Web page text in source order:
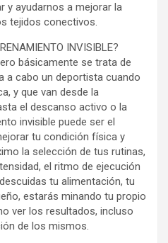
y ayudarnos a mejorar la
tejidos conectivos.
INVISIBLE?
básicamente se trata de
a cabo un deportista cuando
y que van desde la
el descanso activo o la
invisible puede ser el
tu condición física y
la selección de tus rutinas,
el ritmo de ejecución
tu alimentación, tu
estarás minando tu propio
ver los resultados, incluso
de los mismos.